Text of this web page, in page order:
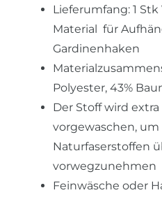
Lieferumfang: 1
Material für
Gardinenhaken
Polyester, 43%
Der Stoff wird
vorgewaschen,
Naturfaserstoffen
vorwegzunehmen
Feinwäsche oder